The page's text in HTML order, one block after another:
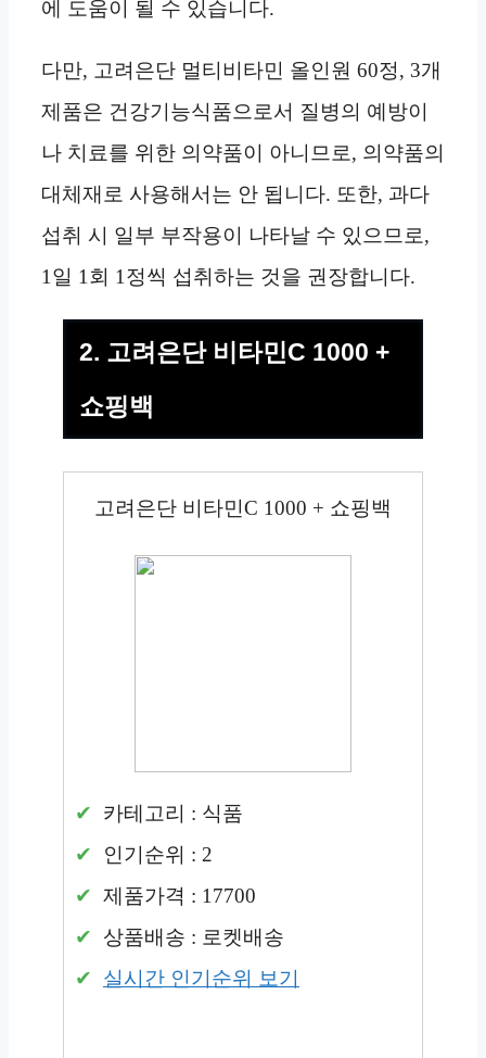
에 도움이 될 수 있습니다.
다만, 고려은단 멀티비타민 올인원 60정, 3개
제품은 건강기능식품으로서 질병의 예방이
나 치료를 위한 의약품이 아니므로, 의약품의
대체재로 사용해서는 안 됩니다. 또한, 과다
섭취 시 일부 부작용이 나타날 수 있으므로,
1일 1회 1정씩 섭취하는 것을 권장합니다.
2. 고려은단 비타민C 1000 +
쇼핑백
고려은단 비타민C 1000 + 쇼핑백
카테고리 : 식품
인기순위 : 2
제품가격 : 17700
상품배송 : 로켓배송
실시간 인기순위 보기